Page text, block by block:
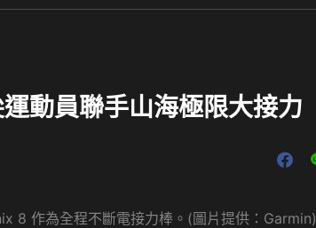
動員聯手山海極限大接力
8 作為全程不斷電接力棒。(圖片提供：Garmin)